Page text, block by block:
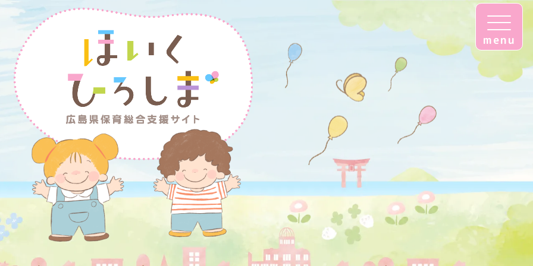
【保育士のみなさんへ】令和８年度 潜在保育士・初任者研修のお知らせ
【お知らせ】保育施設での実地体験・見学をしてみませんか！
【報告】指定保育士養成施設における出前講座（広島文化学園大学）について
【情報提供】雇用仲介事業の利用にあたっての留意事項について